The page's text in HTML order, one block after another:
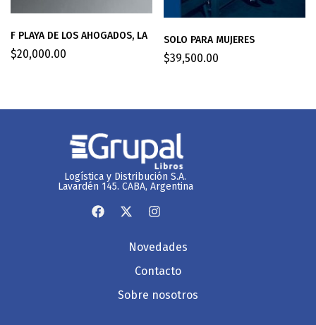
F PLAYA DE LOS AHOGADOS, LA
$20,000.00
SOLO PARA MUJERES
$39,500.00
Logística y Distribución S.A.
Lavardén 145. CABA, Argentina
Novedades
Contacto
Sobre nosotros